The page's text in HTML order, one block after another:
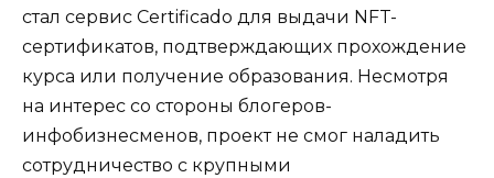
стал сервис Certificado для выдачи NFT-
сертификатов, подтверждающих прохождение
курса или получение образования. Несмотря
на интерес со стороны блогеров-
инфобизнесменов, проект не смог наладить
сотрудничество с крупными